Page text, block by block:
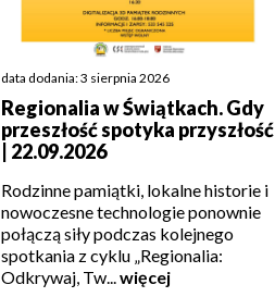
data dodania: 3 sierpnia 2026
Regionalia w Świątkach. Gdy
przeszłość spotyka przyszłość
| 22.09.2026
Rodzinne pamiątki, lokalne historie i
nowoczesne technologie ponownie
połączą siły podczas kolejnego
spotkania z cyklu „Regionalia:
Odkrywaj, Tw... więcej